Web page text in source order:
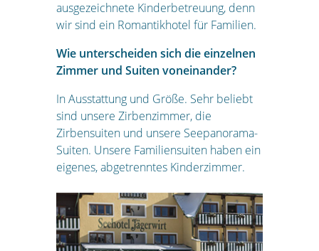
ausgezeichnete Kinderbetreuung, denn
wir sind ein Romantikhotel für Familien.
Wie unterscheiden sich die einzelnen
Zimmer und Suiten voneinander?
In Ausstattung und Größe. Sehr beliebt
sind unsere Zirbenzimmer, die
Zirbensuiten und unsere Seepanorama-
Suiten. Unsere Familiensuiten haben ein
eigenes, abgetrenntes Kinderzimmer.